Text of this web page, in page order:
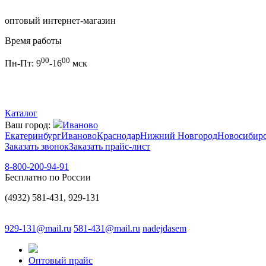
оптовый интернет-магазин
Время работы
Пн-Пт: 900-1600 мск
Каталог
Ваш город:
Иваново
ЕкатеринбургИвановоКраснодарНижний Новгород
Заказать звонокЗаказать прайс-лист
8-800-200-94-91
Бесплатно по России
(4932) 581-431, 929-131
929-131@mail.ru 581-431@mail.ru nadejdasem
Оптовый прайс